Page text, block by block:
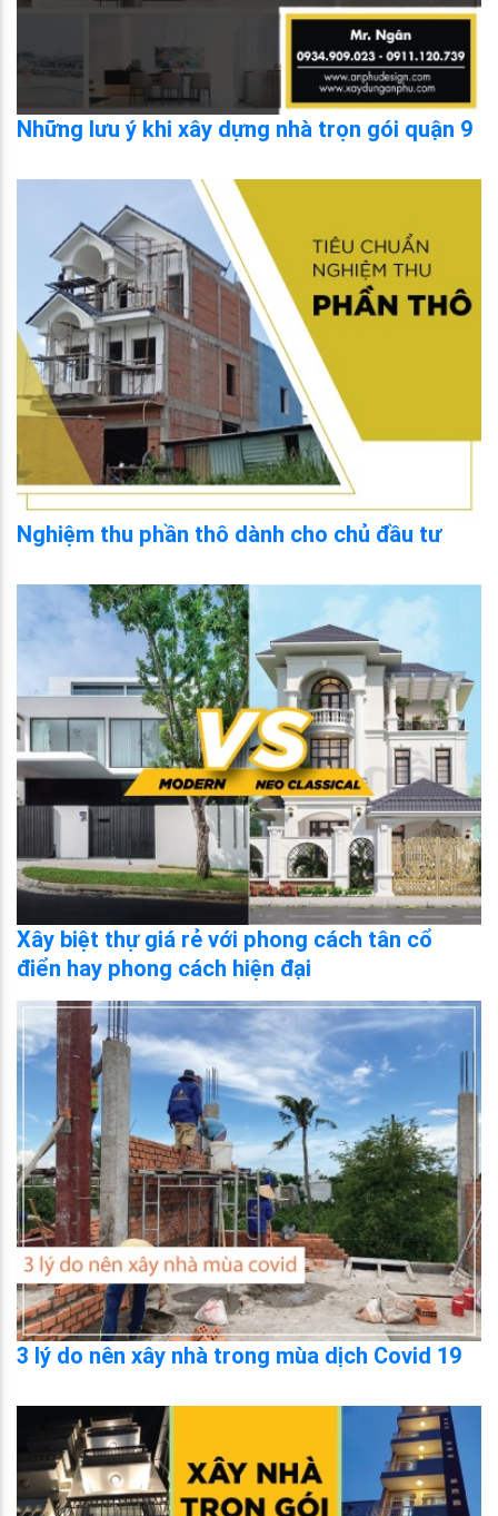
Những lưu ý khi xây dựng nhà trọn gói quận 9
Nghiệm thu phần thô dành cho chủ đầu tư
Xây biệt thự giá rẻ với phong cách tân cổ
điển hay phong cách hiện đại
3 lý do nên xây nhà trong mùa dịch Covid 19